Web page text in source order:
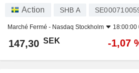
Action SHB A
Marché Fermé - Nasdaq Stockholm 18:00:00
147,30 SEK -1,07